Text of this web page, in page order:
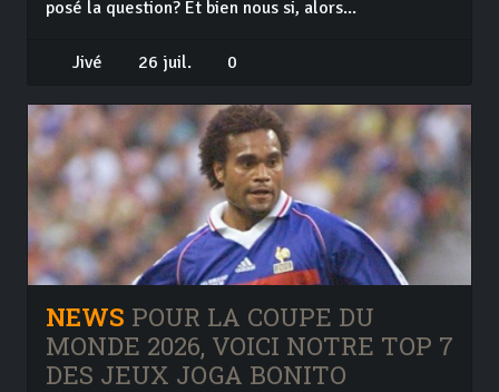
posé la question? Et bien nous si, alors...
Jivé 26 juil. 0
NEWS POUR LA COUPE DU
MONDE 2026, VOICI NOTRE TOP 7
DES JEUX JOGA BONITO